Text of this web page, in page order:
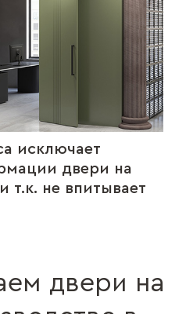
исключает
двери на
т.к. не впитывает
двери на